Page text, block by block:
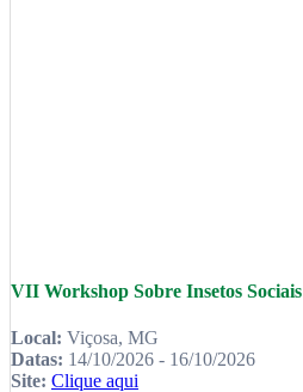
VII Workshop Sobre Insetos Sociais
Local: Viçosa, MG
Datas: 14/10/2026 - 16/10/2026
Site: Clique aqui